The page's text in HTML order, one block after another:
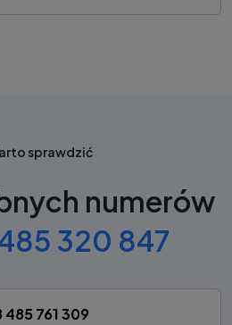
sprawdzić
numerów
320 847
485 761 309